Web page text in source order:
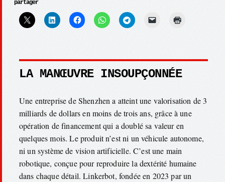
partager
LA MANŒUVRE INSOUPÇONNÉE
Une entreprise de Shenzhen a atteint une valorisation de 3
milliards de dollars en moins de trois ans, grâce à une
opération de financement qui a doublé sa valeur en
quelques mois. Le produit n’est ni un véhicule autonome,
ni un système de vision artificielle. C’est une main
robotique, conçue pour reproduire la dextérité humaine
dans chaque détail. Linkerbot, fondée en 2023 par un